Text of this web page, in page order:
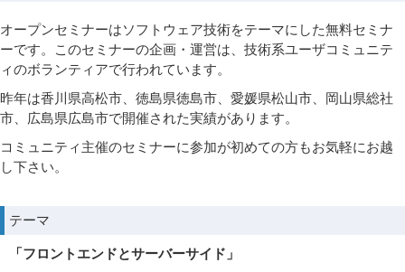
オープンセミナーはソフトウェア技術をテーマにした無料セミナ
ーです。このセミナーの企画・運営は、技術系ユーザコミュニテ
ィのボランティアで行われています。
昨年は香川県高松市、徳島県徳島市、愛媛県松山市、岡山県総社
市、広島県広島市で開催された実績があります。
コミュニティ主催のセミナーに参加が初めての方もお気軽にお越
し下さい。
テーマ
「フロントエンドとサーバーサイド」